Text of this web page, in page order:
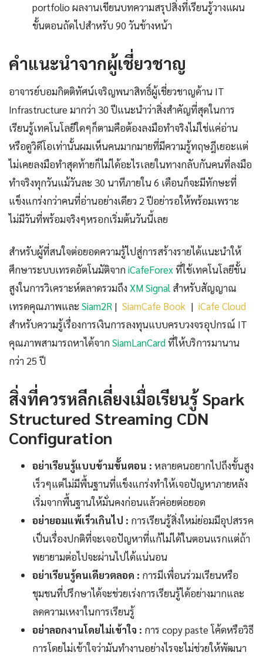
portfolio ผลงานเขียนบทความสรุปสิ่งที่เรียนรู้วางแผน
ขั้นตอนถัดไปสำหรับ 90 วันข้างหน้า
คำแนะนำจากผู้เชี่ยวชาญ
อาจารย์บอมกิตติทัศน์เจริญพนาสิทธิ์ผู้เชี่ยวชาญด้าน IT
Infrastructure มากว่า 30 ปีแนะนำว่าสิ่งสำคัญที่สุดในการ
เรียนรู้เทคโนโลยีใดๆก็ตามคือต้องลงมือทำจริงไม่ใช่แค่อ่าน
หรือดูวิดีโอเท่านั้นผมเห็นคนมากมายที่มีความรู้ทฤษฎีเยอะแต่
ไม่เคยลงมือทำสุดท้ายก็ไม่ได้อะไรเลยในทางกลับกันคนที่ลงมือ
ทำจริงทุกวันแม้วันละ 30 นาทีภายใน 6 เดือนก็จะมีทักษะที่
แข็งแกร่งกว่าคนที่อ่านอย่างเดียว 2 ปีอย่ารอให้พร้อมเพราะ
ไม่มีวันที่พร้อมจริงๆหรอกเริ่มต้นวันนี้เลย
สำหรับผู้ที่สนใจต่อยอดความรู้ไปสู่การสร้างรายได้แนะนำให้
ศึกษาระบบเทรดอัตโนมัติจากiCafeForex ที่ใช้เทคโนโลยีขั้น
สูงในการวิเคราะห์ตลาดรวมถึง XM Signal สำหรับสัญญาณ
เทรดคุณภาพและ Siam2R | SiamCafe Book | iCafe Cloud
สำหรับความรู้เรื่องการเงินการลงทุนแบบครบวงจรอุปกรณ์ IT
คุณภาพสามารถหาได้จากSiamLanCardที่ให้บริการมานาน
กว่า 25 ปี
สิ่งที่ควรหลีกเลี่ยงเมื่อเรียนรู้ Spark
Structured Streaming CDN
Configuration
อย่าเรียนรู้แบบข้ามขั้นตอน : หลายคนอยากไปถึงขั้นสูง
เร็วๆแต่ไม่มีพื้นฐานที่แข็งแกร่งทำให้เจอปัญหาภายหลัง
เริ่มจากพื้นฐานให้มั่นคงก่อนแล้วค่อยต่อยอด
อย่ายอมแพ้เร็วเกินไป : การเรียนรู้สิ่งใหม่ย่อมมีอุปสรรค
เป็นเรื่องปกติที่จะเจอปัญหาที่แก้ไม่ได้ในตอนแรกแต่ถ้า
พยายามต่อไปจะผ่านไปได้แน่นอน
อย่าเรียนรู้คนเดียวตลอด : การมีเพื่อนร่วมเรียนหรือ
ชุมชนที่ปรึกษาได้จะช่วยเร่งการเรียนรู้ได้อย่างมากและ
ลดความเหงาในการเรียนรู้
อย่าลอกงานโดยไม่เข้าใจ : การ copy paste โค้ดหรือวิธี
การโดยไม่เข้าใจว่ามันทำงานอย่างไรจะไม่ช่วยให้พัฒนา